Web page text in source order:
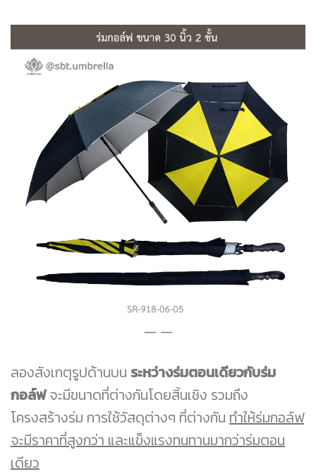
ลองสังเกตุรูปด้านบน ระหว่างร่มตอนเดียวกับร่ม
กอล์ฟจะมีขนาดที่ต่างกันโดยสิ้นเชิง รวมถึง
โครงสร้างร่ม การใช้วัสดุต่างๆ ที่ต่างกัน ทำให้ร่มกอล์ฟ
จะมีราคาที่สูงกว่า และแข็งแรงทนทานมากว่าร่มตอน
เดียว